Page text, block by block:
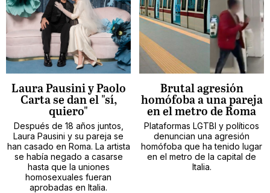
Laura Pausini y Paolo
Carta se dan el "sí,
quiero"
Después de 18 años juntos,
Laura Pausini y su pareja se
han casado en Roma. La artista
se había negado a casarse
hasta que la uniones
homosexuales fueran
aprobadas en Italia.
Brutal agresión
homófoba a una pareja
en el metro de Roma
Plataformas LGTBI y políticos
denuncian una agresión
homófoba que ha tenido lugar
en el metro de la capital de
Italia.